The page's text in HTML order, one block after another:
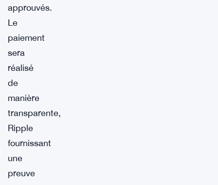
approuvés.
Le
paiement
sera
réalisé
de
manière
transparente,
Ripple
fournissant
une
preuve